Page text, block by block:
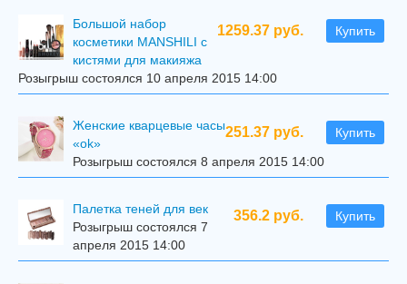
1259.37 руб. Купить
Большой набор
косметики MANSHILI с
кистями для макияжа
Розыгрыш состоялся 10 апреля 2015 14:00
251.37 руб. Купить
Женские кварцевые часы
«ok»
Розыгрыш состоялся 8 апреля 2015 14:00
356.2 руб. Купить
Палетка теней для век
Розыгрыш состоялся 7
апреля 2015 14:00